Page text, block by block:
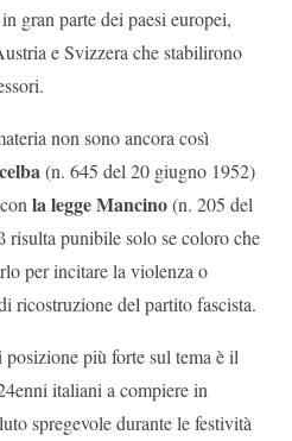
in gran parte dei paesi europei,
e Svizzera che stabilirono
non sono ancora così
(n. 645 del 20 giugno 1952)
la legge Mancino(n. 205 del
punibile solo se coloro che
per incitare la violenza o
ricostruzione del partito fascista.
più forte sul tema è il
italiani a compiere in
spregevole durante le festività